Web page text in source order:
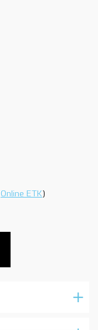
Online ETK )